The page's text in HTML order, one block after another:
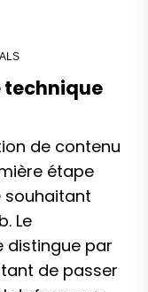
technique
de contenu
étape
souhaitant
Le
distingue par
de passer